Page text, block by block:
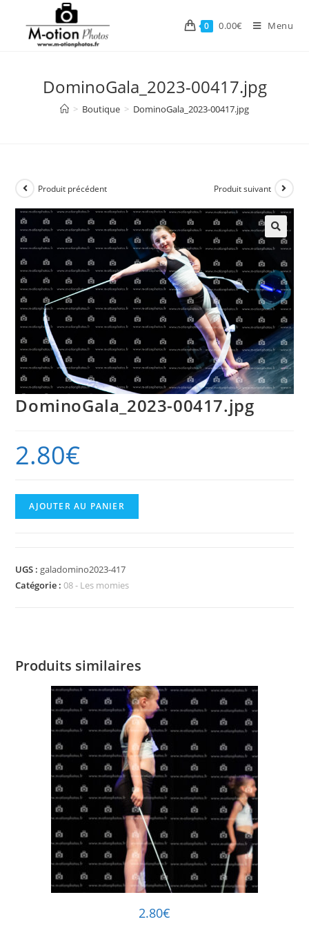
content
0 0.00€ Menu
DominoGala_2023-00417.jpg
> Boutique > DominoGala_2023-00417.jpg
Produit précédent Produit suivant
DominoGala_2023-00417.jpg
2.80€
quantité
de
AJOUTER AU PANIER
UGS : galadomino2023-417
Catégorie :08 - Les momies
Produits similaires
2.80€